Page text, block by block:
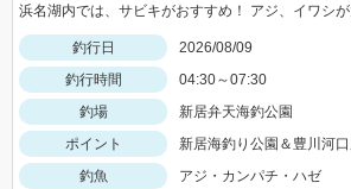
釣行日
2026/08/09
釣行時間
04:30～07:30
釣場
新居弁天海釣公園
ポイント
新居海釣り公園＆豊川河
釣魚
アジ・カンパチ・ハゼ